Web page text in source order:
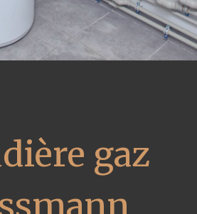
gaz